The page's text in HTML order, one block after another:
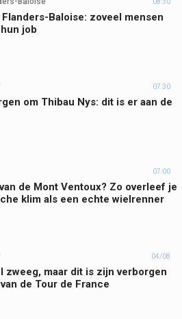
08:30
Flanders-Baloise: zoveel mensen
job
07:30
om Thibau Nys: dit is er aan de
07:00
de Mont Ventoux? Zo overleef je
klim als een echte wielrenner
04/08
zweeg, maar dit is zijn verborgen
de Tour de France